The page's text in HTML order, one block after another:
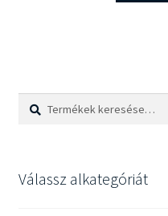
Keresés
Keresés
Válassz alkategóriát